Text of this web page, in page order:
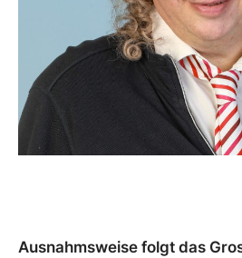
Ausnahmsweise folgt das